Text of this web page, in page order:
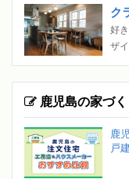
ク
好
ザ
鹿児島の家づ
鹿
戸